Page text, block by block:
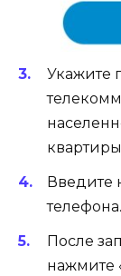
Укажите
Введите
телефона.
После
нажмите